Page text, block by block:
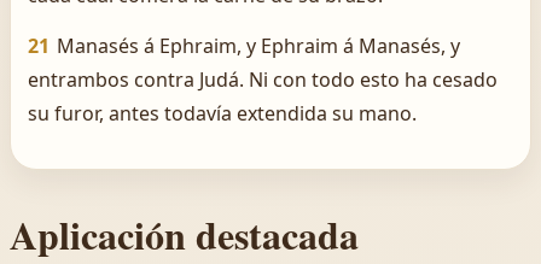
21 Manasés á Ephraim, y Ephraim á Manasés, y
entrambos contra Judá. Ni con todo esto ha cesado
su furor, antes todavía extendida su mano.
Aplicación destacada